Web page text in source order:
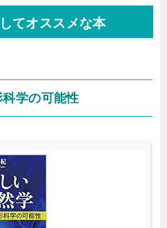
てオススメな本
学の可能性